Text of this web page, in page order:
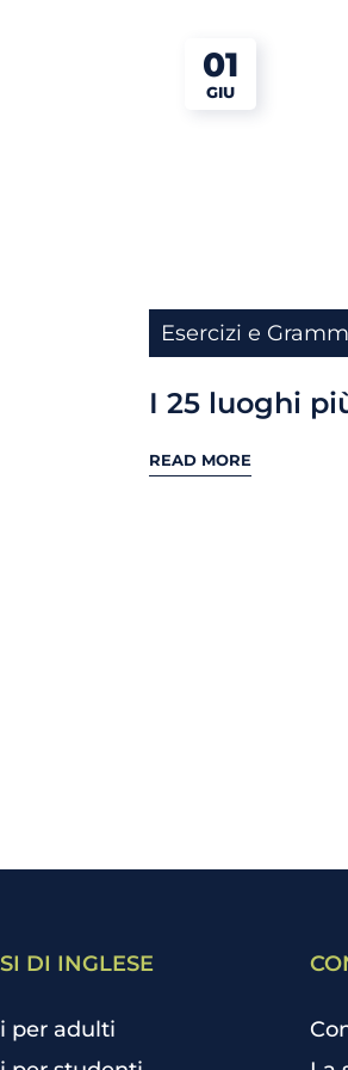
01
GIU
Esercizi e
I 25 luoghi
READ MORE
DI INGLESE
per adulti